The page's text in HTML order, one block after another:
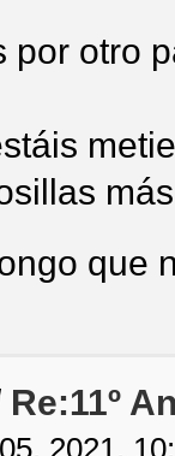
por otro
que
Re:11º
2021,